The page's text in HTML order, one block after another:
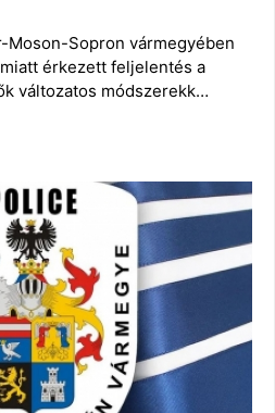
Moson-Sopron vármegyében
érkezett feljelentés a
változatos módszerekk…